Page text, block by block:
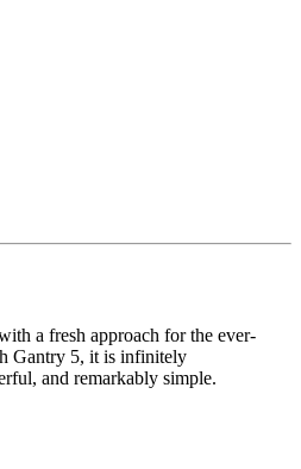
a fresh approach for the ever-
Gantry 5, it is infinitely
and remarkably simple.